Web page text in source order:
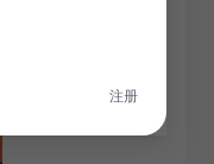
注册